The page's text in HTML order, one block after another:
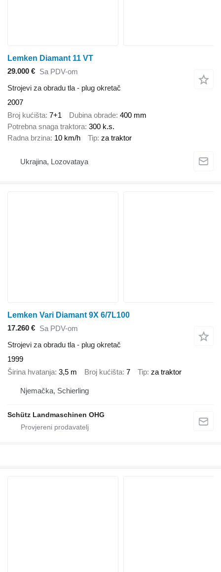
Lemken Diamant 11 VT
29.000 € Sa PDV-om
Strojevi za obradu tla - plug okretač
2007
Broj kućišta 7+1 Dubina obrade 400 mm
Potrebna snaga traktora 300 k.s.
Radna brzina 10 km/h Tip za traktor
Ukrajina, Lozovataya
Lemken Vari Diamant 9X 6/7L100
17.260 € Sa PDV-om
Strojevi za obradu tla - plug okretač
1999
Širina hvatanja 3,5 m Broj kućišta 7 Tip za traktor
Njemačka, Schierling
Schütz Landmaschinen OHG